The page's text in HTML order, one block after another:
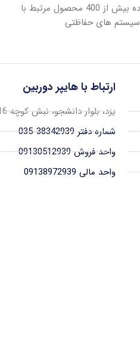
موجودی عمده بیش از 400 محصول مرتبط با
سیستم های حفاظتی
ارتباط با هایپر دوربین
یزد، بلوار دانشجو، نبش کوچه 16
شماره دفتر 38342939-035
واحد فروش 09130512939
واحد مالی 09138972939